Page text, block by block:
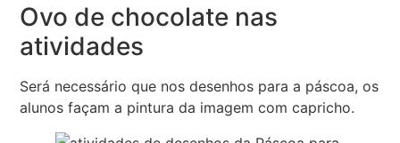
Ovo de chocolate nas
atividades
Será necessário que nos desenhos para a páscoa, os
alunos façam a pintura da imagem com capricho.